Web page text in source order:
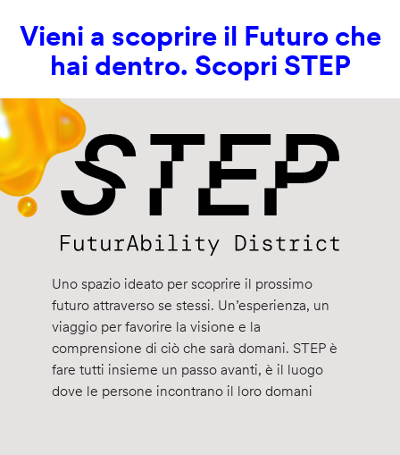
Vieni a scoprire il Futuro che
hai dentro. Scopri STEP
Uno spazio ideato per scoprire il prossimo
futuro attraverso se stessi. Un’esperienza, un
viaggio per favorire la visione e la
comprensione di ciò che sarà domani. STEP è
fare tutti insieme un passo avanti, è il luogo
dove le persone incontrano il loro domani